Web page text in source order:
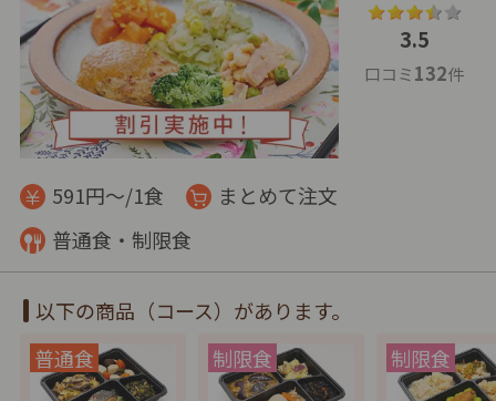
3.5
口コミ132件
591円～/1食
まとめて注文
普通食・制限食
以下の商品（コース）があります。